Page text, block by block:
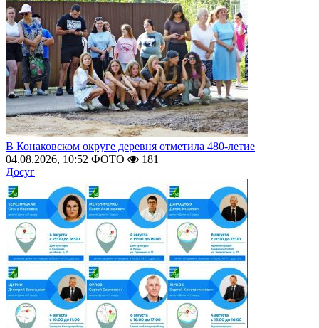
В Конаковском округе деревня отметила 480-летие
04.08.2026, 10:52 ФОТО
181
Досуг